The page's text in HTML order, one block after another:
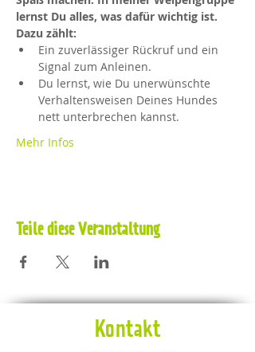
lernst Du alles, was dafür wichtig ist.
Dazu zählt:
Ein zuverlässiger Rückruf und ein
Signal zum Anleinen.
Du lernst, wie Du unerwünschte
Verhaltensweisen Deines Hundes
nett unterbrechen kannst.
Mehr Infos
Teile diese Veranstaltung
Kontakt